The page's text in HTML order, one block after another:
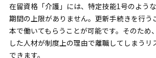
在留資格「介護」には、特定技能1号のよう
期間の上限がありません。更新手続きを行う
本で働いてもらうことが可能です。そのため
した人材が制度上の理由で離職してしまう
できます。